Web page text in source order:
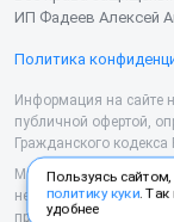
Принтеров
Кондиционеров
Микроволновых
Наушников
ИП Фадеев Алексей
Политика
Информация на сайте
публичной офертой,
Гражданского кодекса
Мы специализируемся
не являемся их
профессиональные
Пользуясь
политику куки. Так
удобнее